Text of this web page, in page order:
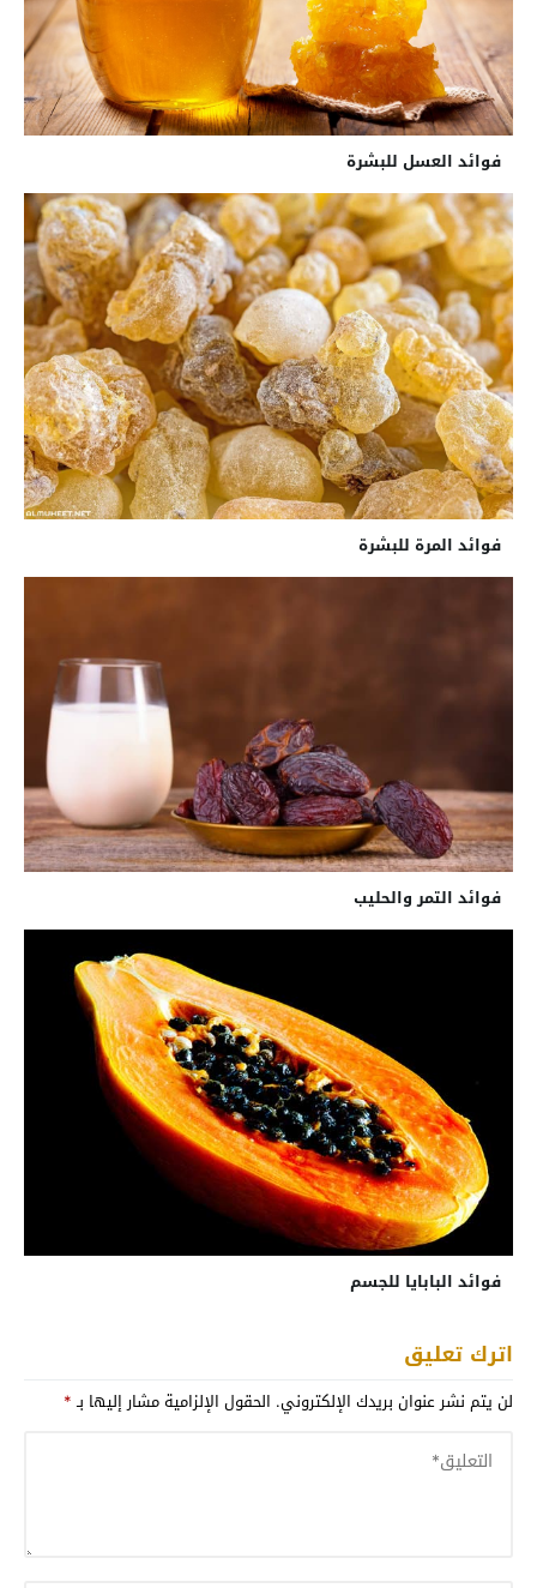
فوائد العسل للبشرة
فوائد المرة للبشرة
فوائد التمر والحليب
فوائد البابايا للجسم
اترك تعليق
لن يتم نشر عنوان بريدك الإلكتروني. الحقول الإلزامية مشار إليها بـ*